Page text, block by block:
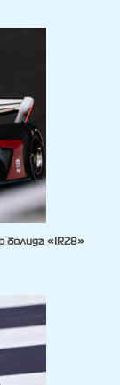
болида «IR28»